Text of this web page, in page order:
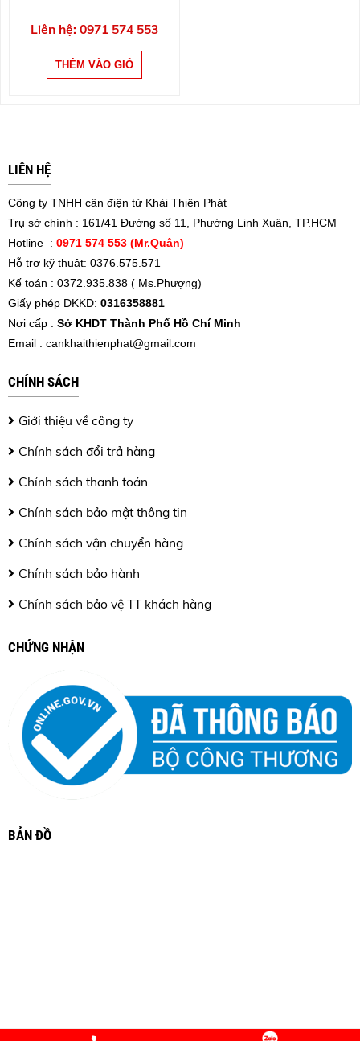
Liên hệ: 0971 574 553
LIÊN HỆ
Công ty TNHH cân điện tử Khải Thiên Phát
Trụ sở chính : 161/41 Đường số 11, Phường Linh Xuân, TP.HCM
Hotline : 0971 574 553 (Mr.Quân)
Hỗ trợ kỹ thuật: 0376.575.571
Kế toán : 0372.935.838 ( Ms.Phượng)
Giấy phép DKKD: 0316358881
Nơi cấp : Sở KHDT Thành Phố Hồ Chí Minh
Email : cankhaithienphat@gmail.com
CHÍNH SÁCH
Giới thiệu về công ty
Chính sách đổi trả hàng
Chính sách thanh toán
Chính sách bảo mật thông tin
Chính sách vận chuyển hàng
Chính sách bảo hành
Chính sách bảo vệ TT khách hàng
CHỨNG NHẬN
BẢN ĐỒ